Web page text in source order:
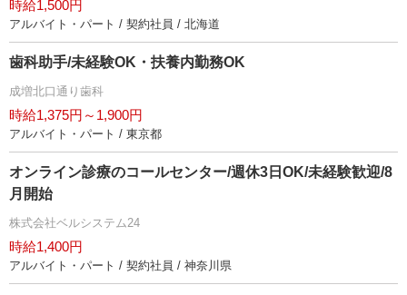
時給1,500円
アルバイト・パート / 契約社員 / 北海道
歯科助手/未経験OK・扶養内勤務OK
成増北口通り歯科
時給1,375円～1,900円
アルバイト・パート / 東京都
オンライン診療のコールセンター/週休3日OK/未経験歓迎/8
月開始
株式会社ベルシステム24
時給1,400円
アルバイト・パート / 契約社員 / 神奈川県